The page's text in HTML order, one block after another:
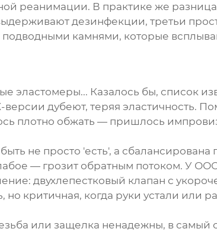
реанимации. В практике же
дезинфекции, третьи
камнями, которые
эластомеры... Казалось бы, список
дубеют, теряя эластичность.
плотно обжать — пришлось
не просто 'есть', а сбалансирована
— грозит обратным потоком. У
двухлепестковый клапан с
критичная, когда руки устали или
или защелка ненадежны, в самый